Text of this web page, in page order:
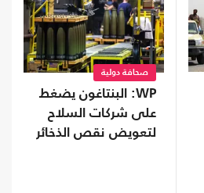
صحافة دولية
WP: البنتاغون يضغط
على شركات السلاح
لتعويض نقص الذخائر